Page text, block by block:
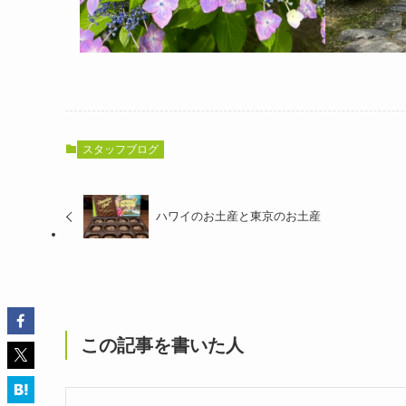
スタッフブログ
ハワイのお土産と東京のお土産
この記事を書いた人